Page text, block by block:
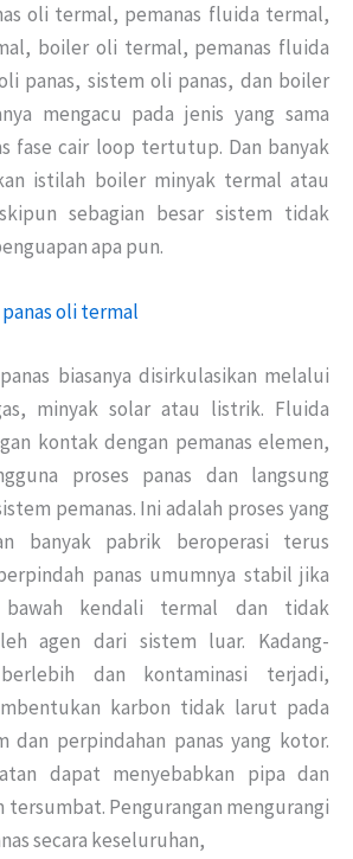
oli termal, pemanas fluida termal,
boiler oli termal, pemanas fluida
panas, sistem oli panas, dan boiler
mengacu pada jenis yang sama
fase cair loop tertutup. Dan banyak
istilah boiler minyak termal atau
sebagian besar sistem tidak
apa pun.
oli termal
biasanya disirkulasikan melalui
minyak solar atau listrik. Fluida
kontak dengan pemanas elemen,
proses panas dan langsung
pemanas. Ini adalah proses yang
banyak pabrik beroperasi terus
panas umumnya stabil jika
bawah kendali termal dan tidak
agen dari sistem luar. Kadang-
dan kontaminasi terjadi,
karbon tidak larut pada
dan perpindahan panas yang kotor.
dapat menyebabkan pipa dan
tersumbat. Pengurangan mengurangi
secara keseluruhan,